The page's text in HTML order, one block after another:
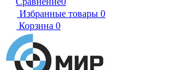
Избранные товары 0
Корзина 0